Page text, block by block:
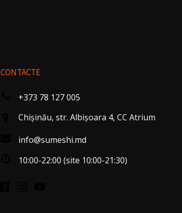
CONTACTE
+373 78 127 005
Chişinău, str. Albişoara 4, CC Atrium
info@sumeshi.md
10:00-22:00 (site 10:00-21:30)